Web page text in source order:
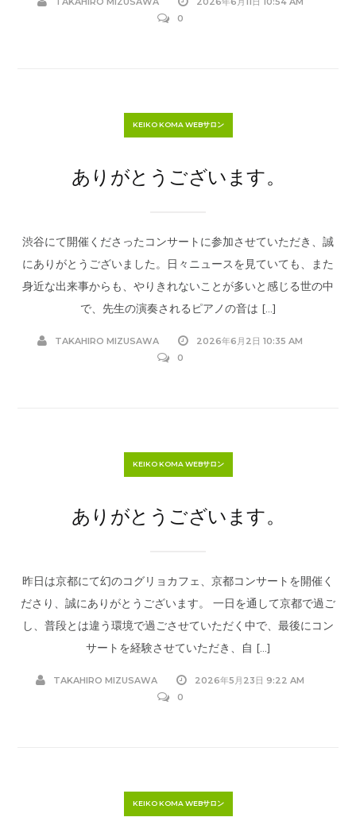
0
KEIKO KOMA WEBサロン
ありがとうございます。
渋谷にて開催くださったコンサートに参加させていただき、誠
にありがとうございました。日々ニュースを見ていても、また
身近な出来事からも、やりきれないことが多いと感じる世の中
で、先生の演奏されるピアノの音は […]
TAKAHIRO MIZUSAWA
2026年6月2日 10:35 AM
0
KEIKO KOMA WEBサロン
ありがとうございます。
昨日は京都にて幻のコグリョカフェ、京都コンサートを開催く
ださり、誠にありがとうございます。 一日を通して京都で過ご
し、普段とは違う環境で過ごさせていただく中で、最後にコン
サートを経験させていただき、自 […]
TAKAHIRO MIZUSAWA
2026年5月23日 9:22 AM
0
KEIKO KOMA WEBサロン